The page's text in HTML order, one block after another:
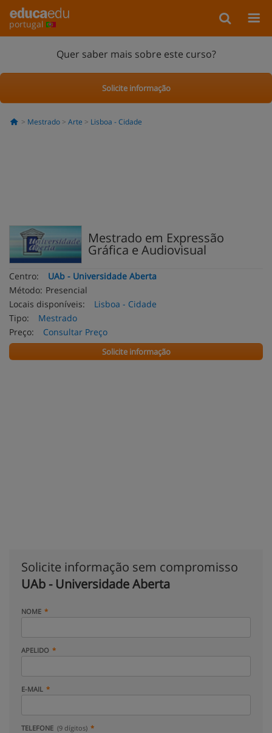
portugal
Quer saber mais sobre este curso?
Solicite informação
Mestrado Arte Lisboa - Cidade
Mestrado em Expressão
Gráfica e Audiovisual
Centro:
UAb - Universidade Aberta
Método: Presencial
Locais disponíveis:
Lisboa - Cidade
Tipo:
Mestrado
Preço:
Consultar Preço
Solicite informação
Solicite informação sem compromisso
UAb - Universidade Aberta
NOME
APELIDO
E-MAIL
TELEFONE (9 dígitos)